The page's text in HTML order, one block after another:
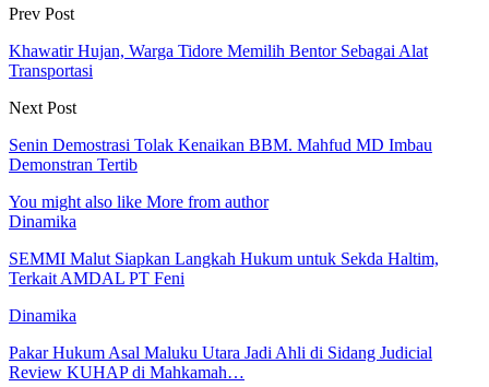
Prev Post
Khawatir Hujan, Warga Tidore Memilih Bentor Sebagai Alat
Transportasi
Next Post
Senin Demostrasi Tolak Kenaikan BBM. Mahfud MD Imbau
Demonstran Tertib
You might also like More from author
Dinamika
SEMMI Malut Siapkan Langkah Hukum untuk Sekda Haltim,
Terkait AMDAL PT Feni
Dinamika
Pakar Hukum Asal Maluku Utara Jadi Ahli di Sidang Judicial
Review KUHAP di Mahkamah…